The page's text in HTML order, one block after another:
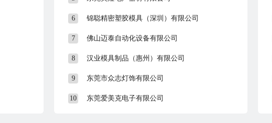
6 锦聪精密塑胶模具（深圳）有限公司
7 佛山迈泰自动化设备有限公司
8 汉业模具制品（惠州）有限公司
9 东莞市众志灯饰有限公司
10 东莞爱美克电子有限公司